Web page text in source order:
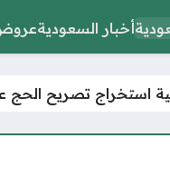
أخبار السعودية
استخراج تصريح الحج عبر